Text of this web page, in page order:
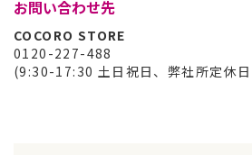
お問い合わせ先
COCORO STORE
0120-227-488
(9:30-17:30 土日祝日、弊社所定休